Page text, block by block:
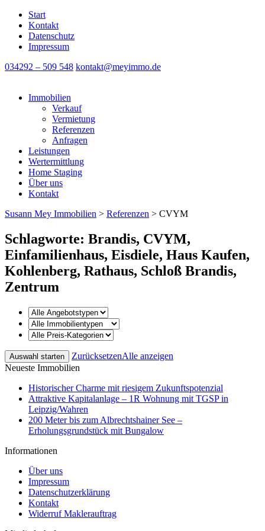
Start
Kontakt
Datenschutz
Impressum
034292 – 509 548 kontakt@meyimmo.de
Immobilien
Verkauf
Vermietung
Referenzen
Anfragen
Leistungen
Wertermittlung
Home Staging
Über uns
Kontakt
Susann Mey Immobilien > Referenzen > CVYM
Schlagworte: Brandis, CVYM,
Einfamilienhaus, Eisdiele, Haus Kaufen,
Kohlenberg, Rathaus, Schloß Brandis,
Zentrum
ZurücksetzenAlle anzeigen
Neueste Immobilien
Historischer Charme mit riesigem Zukunftspotenzial
Attraktive Kapitalanlage – 1R Wohnung mit TGSP in
Leipzig/Wahren
200 Meter bis zum Albrechtshainer See –
Erholungsgrundstück mit Bungalow
Informationen
Über uns
Impressum
Datenschutzerklärung
Kontakt
Widerruf Maklerauftrag